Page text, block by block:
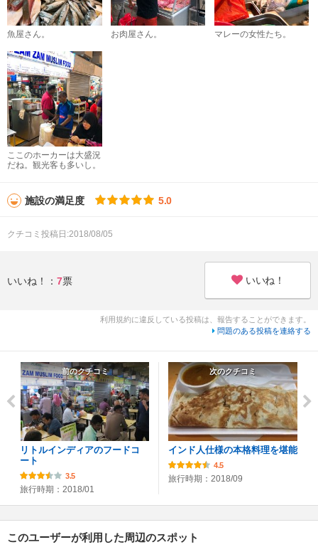
魚屋さん。 お肉屋さん。 マレーの女性たち。
ここのホーカーは大盛況
だね。観光客も多いし。
施設の満足度 5.0
クチコミ投稿日:2018/08/05
いいね！： 7票 いいね！
利用規約に違反している投稿は、報告することができます。
問題のある投稿を連絡する
前のクチコミ
リトルインディアのフードコ
ート
3.5
旅行時期：2018/01
次のクチコミ
インド人仕様の本格料理を堪能
4.5
旅行時期：2018/09
このユーザーが利用した周辺のスポット